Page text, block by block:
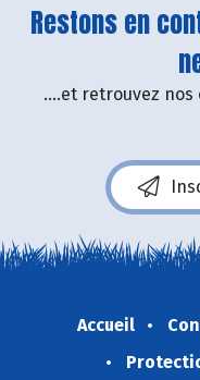
Restons en
....et retrouvez
Accueil